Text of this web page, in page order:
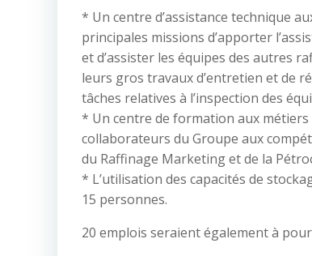
* Un centre d’assistance technique
principales missions d’apporter
et d’assister les équipes des autres
leurs gros travaux d’entretien et de
tâches relatives à l’inspection des
* Un centre de formation aux
collaborateurs du Groupe aux
du Raffinage Marketing et de la
* L’utilisation des capacités de
15 personnes.
20 emplois seraient également à